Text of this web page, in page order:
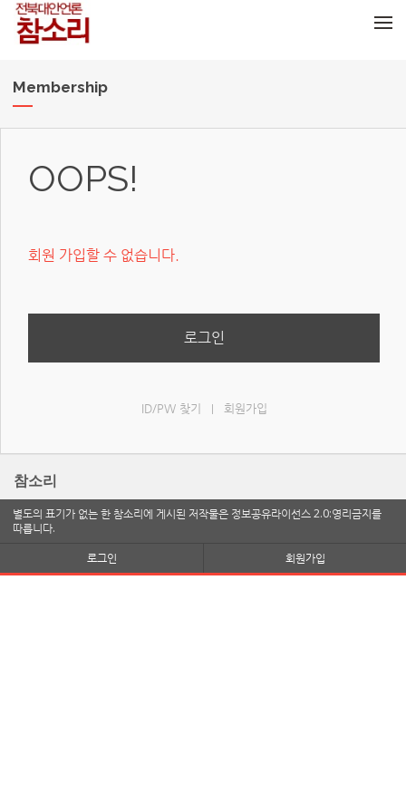
Membership
OOPS!
회원 가입할 수 없습니다.
로그인
ID/PW 찾기 회원가입
참소리
별도의 표기가 없는 한 참소리에 게시된 저작물은 정보공유라이선스 2.0:영리금지를
따릅니다.
로그인
회원가입